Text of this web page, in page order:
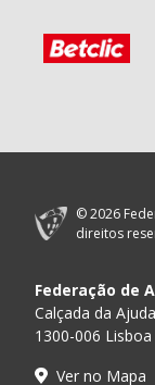
© 2026
direitos
Federação de
Calçada da
1300-006 Lisboa
Ver no Mapa